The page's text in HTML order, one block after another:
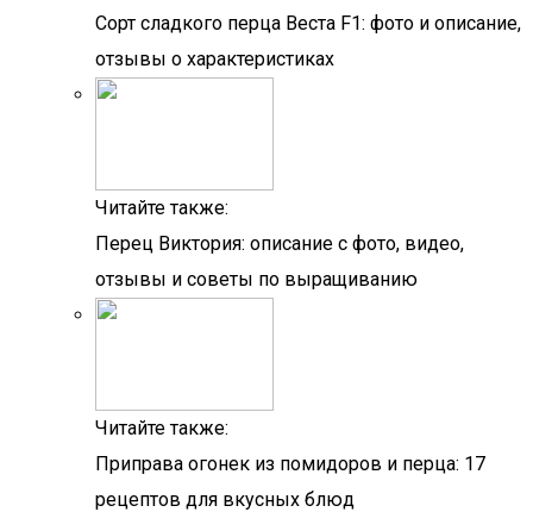
Сорт сладкого перца Веста F1: фото и описание,
отзывы о характеристиках
Читайте также:
Перец Виктория: описание с фото, видео,
отзывы и советы по выращиванию
Читайте также:
Приправа огонек из помидоров и перца: 17
рецептов для вкусных блюд